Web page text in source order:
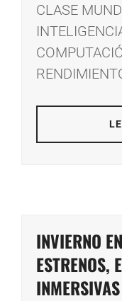
CLASE
INVIERNO
ESTRENOS,